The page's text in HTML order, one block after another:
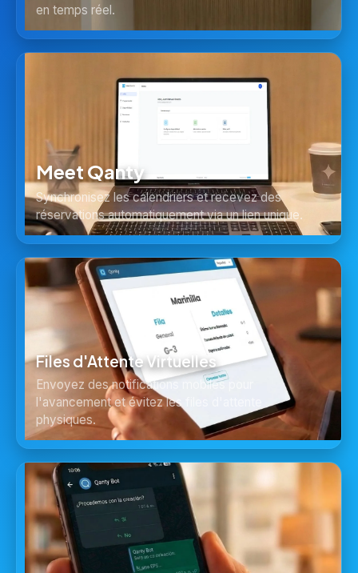
en temps réel.
Meet Qanty
Synchronisez les calendriers et recevez des
réservations automatiquement via un lien unique.
Files d'Attente Virtuelles
Envoyez des notifications mobiles pour
l'avancement et évitez les files d'attente
physiques.